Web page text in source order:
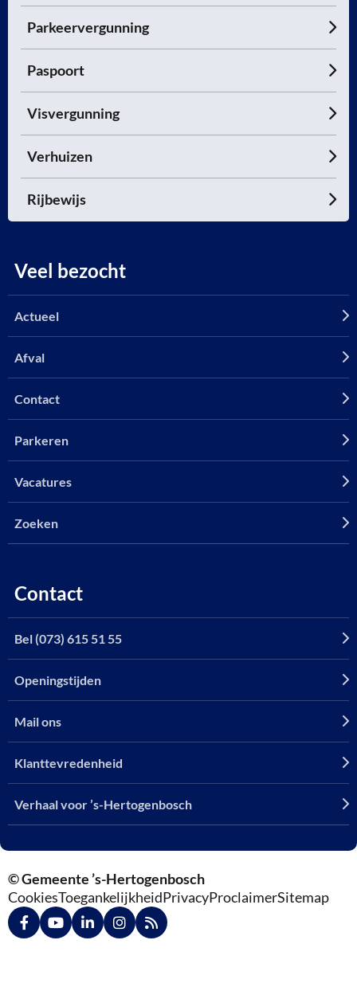
Parkeervergunning
Paspoort
Visvergunning
Verhuizen
Rijbewijs
Veel bezocht
Actueel
Afval
Contact
Parkeren
Vacatures
Zoeken
Contact
Bel (073) 615 51 55
Openingstijden
Mail ons
Klanttevredenheid
Verhaal voor ’s-Hertogenbosch
© Gemeente ’s-Hertogenbosch
CookiesToegankelijkheidPrivacyProclaimerSitemap
Ga
Ga
Ga
Ga
Ga